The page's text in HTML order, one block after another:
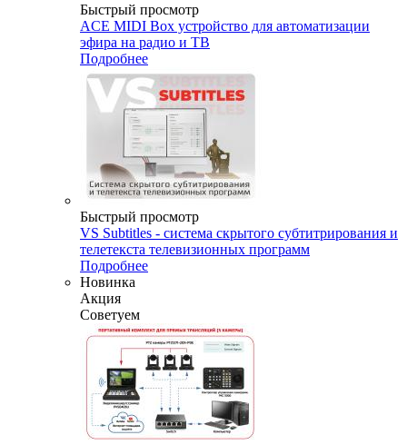
Быстрый просмотр
ACE MIDI Box устройство для автоматизации
эфира на радио и ТВ
Подробнее
Быстрый просмотр
VS Subtitles - система скрытого субтитрирования и
телетекста телевизионных программ
Подробнее
Новинка
Акция
Советуем